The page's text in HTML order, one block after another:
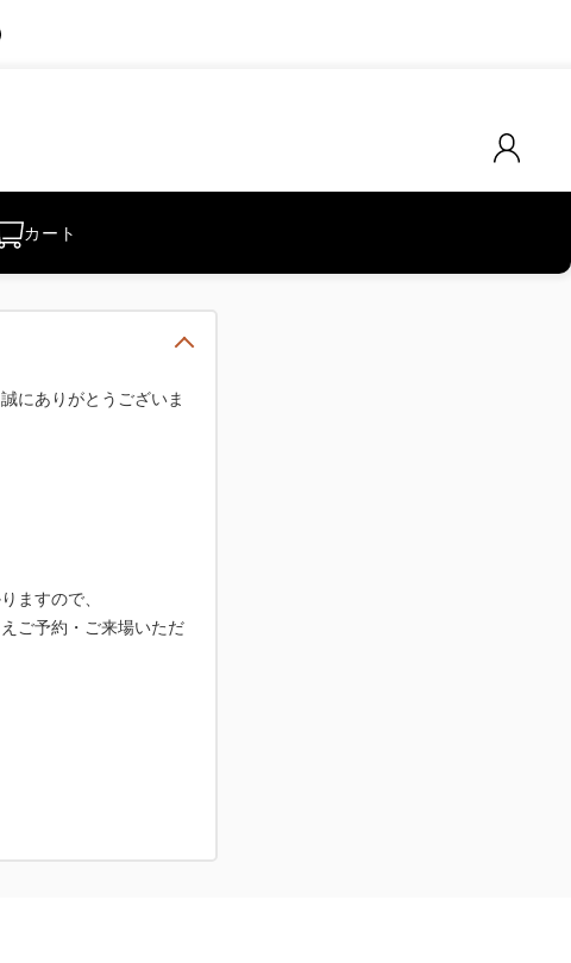
カート
にありがとうございま
ますので、
ご予約・ご来場いただ